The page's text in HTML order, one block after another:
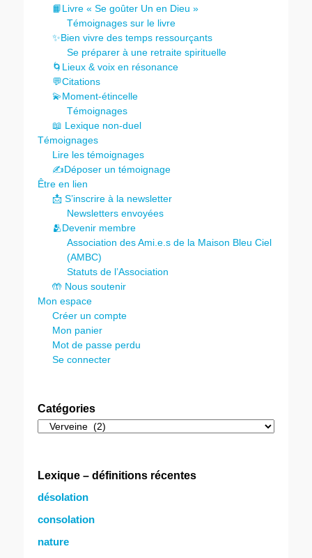
📙Livre « Se goûter Un en Dieu »
Témoignages sur le livre
✨Bien vivre des temps ressourçants
Se préparer à une retraite spirituelle
🌀Lieux & voix en résonance
💬Citations
💫Moment-étincelle
Témoignages
📖 Lexique non-duel
Témoignages
Lire les témoignages
✍️Déposer un témoignage
Être en lien
📩 S’inscrire à la newsletter
Newsletters envoyées
🫂Devenir membre
Association des Ami.e.s de la Maison Bleu Ciel
(AMBC)
Statuts de l’Association
🤲 Nous soutenir
Mon espace
Créer un compte
Mon panier
Mot de passe perdu
Se connecter
Catégories
Catégories
Lexique – définitions récentes
désolation
consolation
nature